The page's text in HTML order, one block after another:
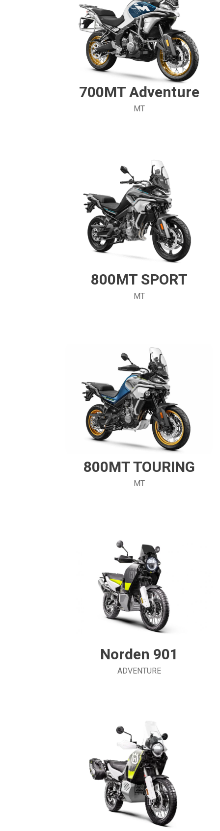
700MT Adventure
MT
800MT SPORT
MT
800MT TOURING
MT
Norden 901
ADVENTURE